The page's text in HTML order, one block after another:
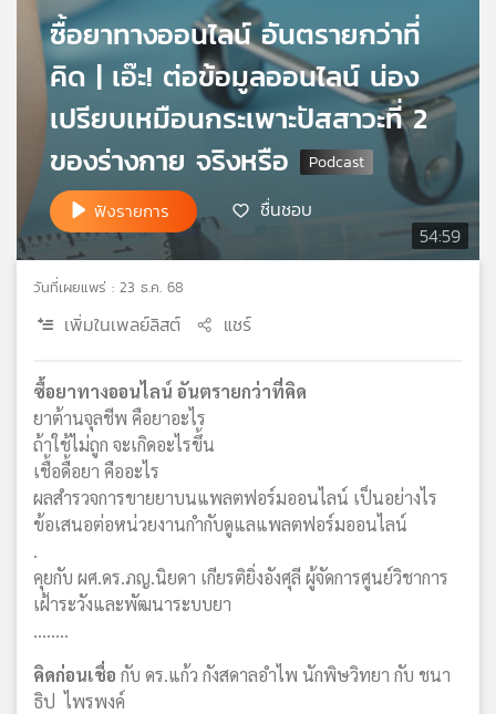
เครือ
ข่าย
วิทยุ
เอส
แผนที่
วิทยุ
เครือ
ข่าย
54:59
ซื้อยาทางออนไลน์ อันตรายกว่าที่
คิด | เอ๊ะ! ต่อข้อมูลออนไลน์ น่อง
เปรียบเหมือนกระเพาะปัสสาวะที่ 2
ของร่างกาย จริงหรือ
ฟังรายการ ชื่นชอบ
วันที่เผยแพร่ : 23 ธ.ค. 68
เพิ่มในเพลย์ลิสต์ แชร์
ซื้อยาทางออนไลน์ อันตรายกว่าที่คิด
ยาต้านจุลชีพ คือยาอะไร
ถ้าใช้ไม่ถูก จะเกิดอะไรขึ้น
เชื้อดื้อยา คืออะไร
ผลสำรวจการขายยาบนแพลตฟอร์มออนไลน์ เป็นอย่างไร
ข้อเสนอต่อหน่วยงานกำกับดูแลแพลตฟอร์มออนไลน์
.
คุยกับ ผศ.ดร.ภญ.นิยดา เกียรติยิ่งอังศุลี ผู้จัดการศูนย์วิชาการ
เฝ้าระวังและพัฒนาระบบยา
........
คิดก่อนเชื่อ กับ ดร.แก้ว กังสดาลอำไพ นักพิษวิทยา กับ ชนา
ธิป ไพรพงค์